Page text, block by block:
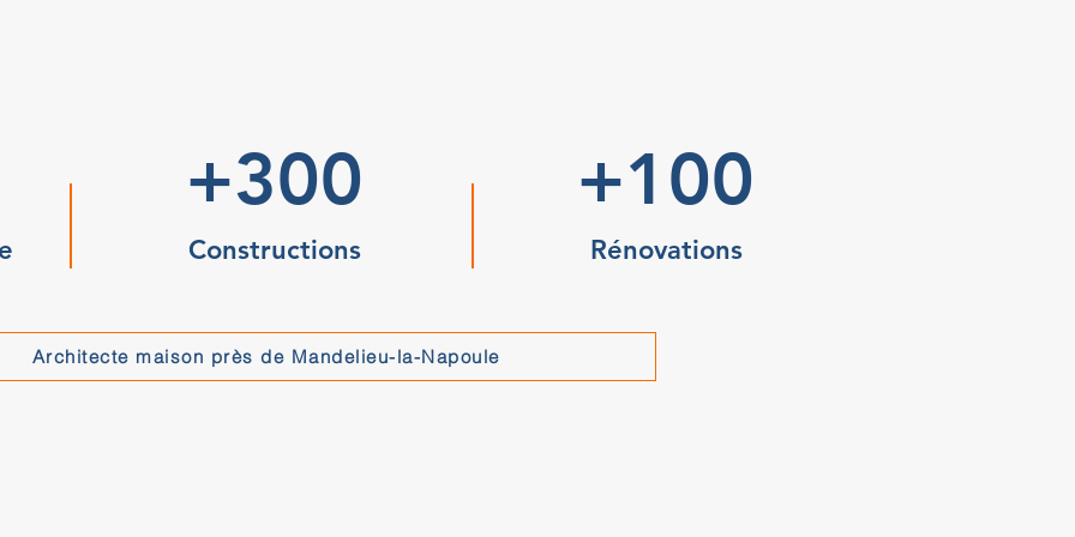
+300
Constructions
+100
Rénovations
Architecte maison près de Mandelieu-la-Napoule